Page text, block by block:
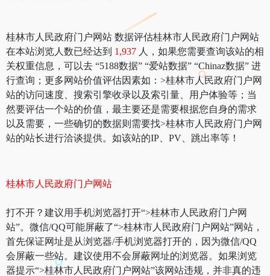
桂林市人民政府门户网站 数据评估桂林市人民政府门户网站
在本站浏览人数已经达到 1,937 人，如果您需要查询该站的相
关权重信息，可以去 “5188数据” “爱站数据” “Chinaz数据” 进
行查询；更多网站价值评估因素如：>桂林市人民政府门户网
站的访问速度、搜索引擎收录以及索引量、用户体验等；当
然要评估一个站的价值，最主要还是需要根据您自身的需求
以及需要，一些确切的数据则需要找>桂林市人民政府门户网
站的站长进行洽谈提供。如该站的IP、PV、跳出率等！
桂林市人民政府门户网站
打不开？建议用手机浏览器打开“>桂林市人民政府门户网
站”。微信/QQ可能屏蔽了“>桂林市人民政府门户网站”网站，
首先保证网址是从浏览器/手机浏览器打开的，因为微信/QQ
会屏蔽一些站。建议使用不会屏蔽网址的浏览器。如果浏览
器提示“>桂林市人民政府门户网站”该网站违规，并非真的违